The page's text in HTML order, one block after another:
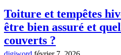
Toiture et tempêtes
être bien assuré et
couverts ?